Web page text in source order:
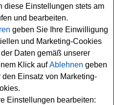
diese Einstellungen stets am
und bearbeiten.
geben Sie Ihre Einwilligung
und Marketing-Cookies
Daten gemäß unserer
Klick aufAblehnen geben
Einsatz von Marketing-
Einstellungen bearbeiten: